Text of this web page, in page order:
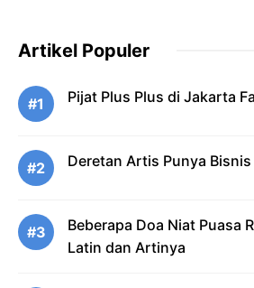
Artikel Populer
#1 Pijat Plus Plus di Jakarta
#2 Deretan Artis Punya
#3
Beberapa Doa Niat Puasa
Latin dan Artinya